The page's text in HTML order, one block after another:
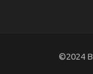
©2024